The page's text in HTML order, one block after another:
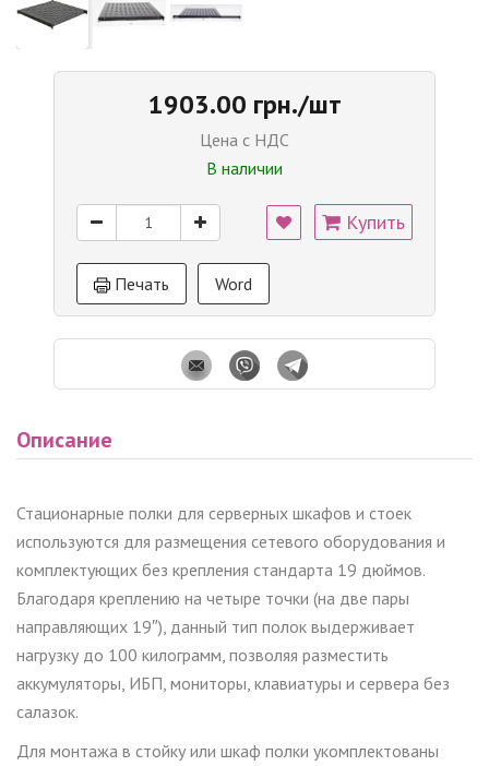
1903.00 грн./шт
Цена с НДС
В наличии
Купить
Печать Word
Описание
Стационарные полки для серверных шкафов и стоек
используются для размещения сетевого оборудования и
комплектующих без крепления стандарта 19 дюймов.
Благодаря креплению на четыре точки (на две пары
направляющих 19″), данный тип полок выдерживает
нагрузку до 100 килограмм, позволяя разместить
аккумуляторы, ИБП, мониторы, клавиатуры и сервера без
салазок.
Для монтажа в стойку или шкаф полки укомплектованы